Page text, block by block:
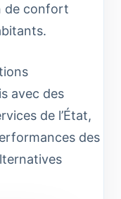
de confort
avec des
de l’État,
des